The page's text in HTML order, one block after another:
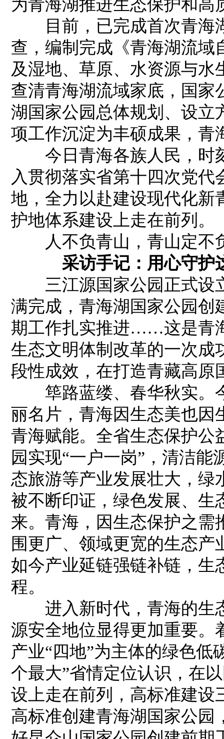
为青海湖推进生态保护和高
目前，已完成首次青海
查，编制完成《青海湖流域
及湿地、草原、水资源与
查清青海湖流域家底，国家
湖国家公园总体规划、设立
项工作沉淀为丰硕成果，青
今日青海各族人民，时
入贯彻落实省第十四次党
地，全力以赴建设现代化新
护地体系建设上走在前列。
人不负青山，青山定不
采访手记：用心守护
三江源国家公园正式设
满完成，青海湖国家公园创
期工作扎实推进……这是青
生态文明体制改革的一次成
段性成效，在打造青藏高原
筚路蓝缕、春华秋实。
丽名片，青海因生态美也因
青海赋能。全省生态保护公
园实现“一户一岗”，清洁
态旅游等产业发展壮大，绿
被不断印证，绿色发展、生
来。青海，因生态保护之需
围更广、领域更宽的生态
如今产业延链强链补链，生
程。
进入新时代，青海的生
源安全地位显得更加重要。
产业“四地”为主体的绿色低
个最大”省情定位认识，在
设上走在前列，高标准建设
高标准创建青海湖国家公园